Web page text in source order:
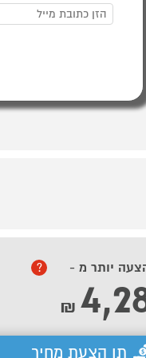
יותר מ - ?
₪
תן הצעת מחיר